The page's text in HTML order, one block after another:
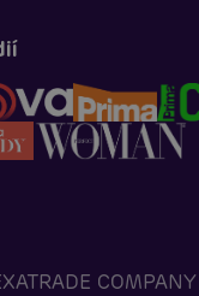
COMPANY